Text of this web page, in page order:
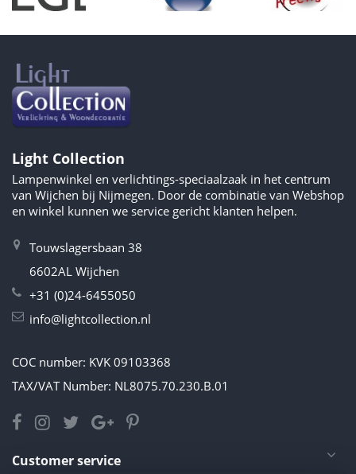
Light Collection
Lampenwinkel en verlichtings-speciaalzaak in het centrum
van Wijchen bij Nijmegen. Door de combinatie van Webshop
en winkel kunnen we service gericht klanten helpen.
Touwslagersbaan 38
6602AL Wijchen
+31 (0)24-6455050
info@lightcollection.nl
COC number: KVK 09103368
TAX/VAT Number: NL8075.70.230.B.01
Customer service